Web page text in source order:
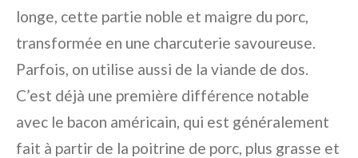
longe, cette partie noble et maigre du porc,
transformée en une charcuterie savoureuse.
Parfois, on utilise aussi de la viande de dos.
C’est déjà une première différence notable
avec le bacon américain, qui est généralement
fait à partir de la poitrine de porc, plus grasse et